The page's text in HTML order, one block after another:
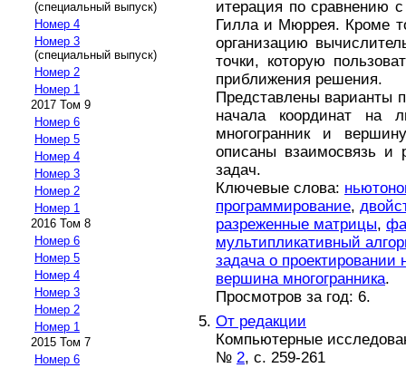
(специальный выпуск)
Номер 4
Номер 3
(специальный выпуск)
Номер 2
Номер 1
2017 Том 9
Номер 6
Номер 5
Номер 4
Номер 3
Номер 2
Номер 1
2016 Том 8
Номер 6
Номер 5
Номер 4
Номер 3
Номер 2
Номер 1
2015 Том 7
Номер 6
итерация по сравнению
Гилла и Мюррея. Кроме
организацию
точки, которую
приближения решения.
Представлены варианты
начала координат на
многогранник и
описаны взаимосвязь и
задач.
Ключевые слова:
программирование,
разреженные матрицы,
мультипликативный
задача о проектировании
вершина многогранника.
Просмотров за год: 6.
От редакции
Компьютерные
№ 2, с. 259-261